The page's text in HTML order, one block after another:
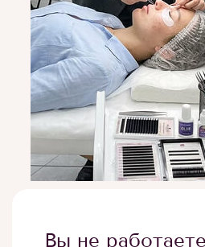
Вы не